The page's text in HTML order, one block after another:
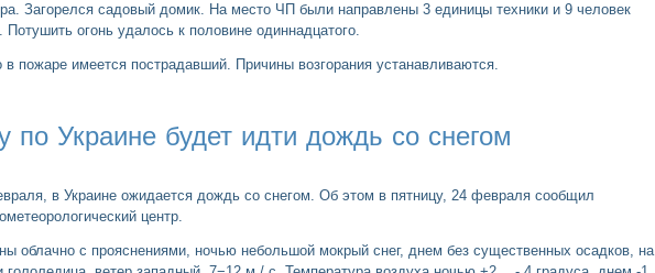
Загорелся садовый домик. На место ЧП были направлены 3 единицы техники и 9 человек
Потушить огонь удалось к половине одиннадцатого.
пожаре имеется пострадавший. Причины возгорания устанавливаются.
по Украине будет идти дождь со снегом
в Украине ожидается дождь со снегом. Об этом в пятницу, 24 февраля сообщил
центр.
облачно с прояснениями, ночью небольшой мокрый снег, днем без существенных осадков, на